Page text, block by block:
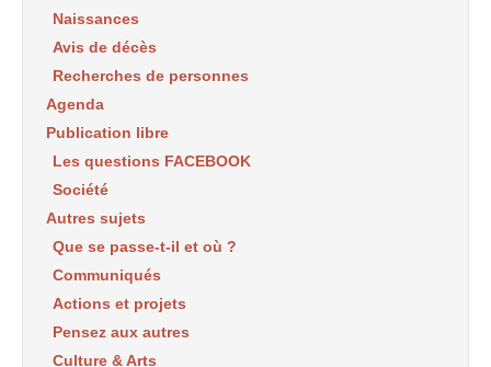
Naissances
Avis de décès
Recherches de personnes
Agenda
Publication libre
Les questions FACEBOOK
Société
Autres sujets
Que se passe-t-il et où ?
Communiqués
Actions et projets
Pensez aux autres
Culture & Arts